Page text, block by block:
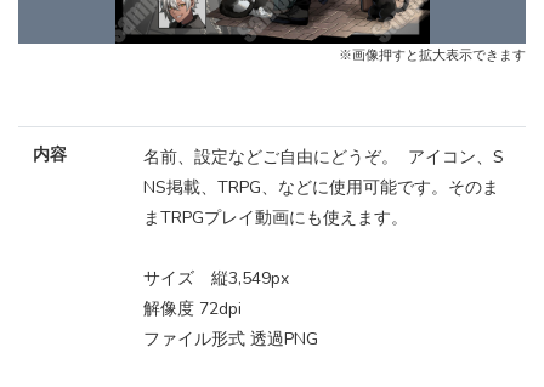
※画像押すと拡大表示できます
内容
名前、設定などご自由にどうぞ。 アイコン、S
NS掲載、TRPG、などに使用可能です。そのま
まTRPGプレイ動画にも使えます。
サイズ 縦3,549px
解像度 72dpi
ファイル形式 透過PNG